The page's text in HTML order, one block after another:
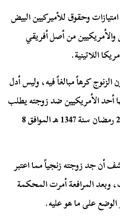
وحقوق للأميركيين البيض
والأمريكيين من أصل أفريقي
اللاتينية.
كرهاً مبالغاً فيه، وليس أدل
أحد الأمريكيين ضد زوجته يطلب
من المحكمة تطليقهما يوم 26 رمضان سنة 1347 هـ الموافق 8
أن جد زوجته زنجياً مما اعتبر
وبعد المرافعة أمرت المحكمة
على ما هو عليه.